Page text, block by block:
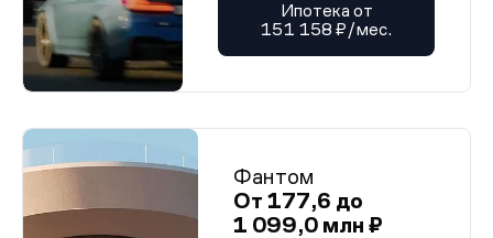
Ипотека от
151 158 ₽/мес.
Фантом
От 177,6 до
1 099,0 млн ₽